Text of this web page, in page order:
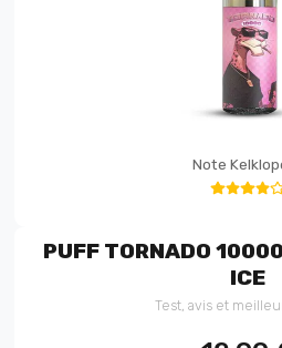
Note
PUFF TORNADO
ICE
Test, avis et